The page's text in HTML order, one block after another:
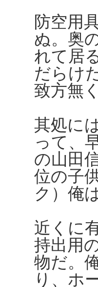
防空用
ぬ。奥
れて居
だらけ
致方無
其処に
って、
の山田
位の子
ク）俺
近くに
持出用
物だ。
り、ホ